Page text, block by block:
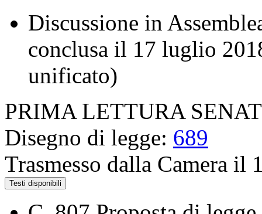
Discussione in
conclusa il 17 luglio
unificato)
PRIMA LETTURA
Disegno di legge: 689
Trasmesso dalla Camera il
Testi disponibili